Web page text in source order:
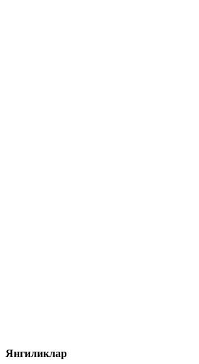
Янгиликлар